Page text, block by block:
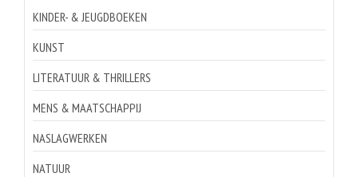
KINDER- & JEUGDBOEKEN
KUNST
LITERATUUR & THRILLERS
MENS & MAATSCHAPPIJ
NASLAGWERKEN
NATUUR